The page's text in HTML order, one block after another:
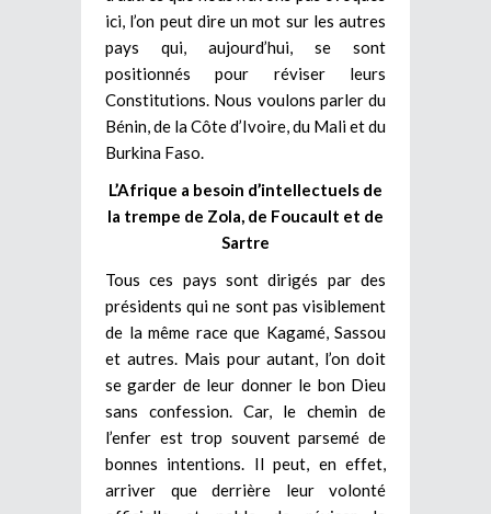
ici, l’on peut dire un mot sur les autres
pays qui, aujourd’hui, se sont
positionnés pour réviser leurs
Constitutions. Nous voulons parler du
Bénin, de la Côte d’Ivoire, du Mali et du
Burkina Faso.
L’Afrique a besoin d’intellectuels de
la trempe de Zola, de Foucault et de
Sartre
Tous ces pays sont dirigés par des
présidents qui ne sont pas visiblement
de la même race que Kagamé, Sassou
et autres. Mais pour autant, l’on doit
se garder de leur donner le bon Dieu
sans confession. Car, le chemin de
l’enfer est trop souvent parsemé de
bonnes intentions. Il peut, en effet,
arriver que derrière leur volonté